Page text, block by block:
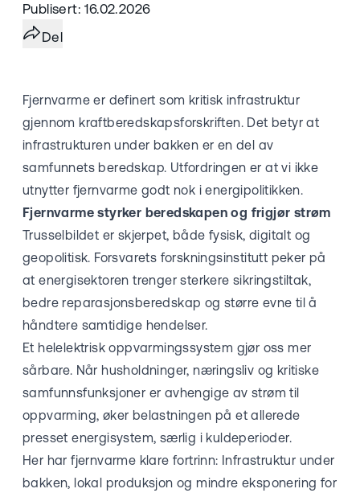
Publisert: 16.02.2026
Del
Fjernvarme er definert som kritisk infrastruktur
gjennom kraftberedskapsforskriften. Det betyr at
infrastrukturen under bakken er en del av
samfunnets beredskap. Utfordringen er at vi ikke
utnytter fjernvarme godt nok i energipolitikken.
Fjernvarme styrker beredskapen og frigjør strøm
Trusselbildet er skjerpet, både fysisk, digitalt og
geopolitisk. Forsvarets forskningsinstitutt peker på
at energisektoren trenger sterkere sikringstiltak,
bedre reparasjonsberedskap og større evne til å
håndtere samtidige hendelser.
Et helelektrisk oppvarmingssystem gjør oss mer
sårbare. Når husholdninger, næringsliv og kritiske
samfunnsfunksjoner er avhengige av strøm til
oppvarming, øker belastningen på et allerede
presset energisystem, særlig i kuldeperioder.
Her har fjernvarme klare fortrinn: Infrastruktur under
bakken, lokal produksjon og mindre eksponering for